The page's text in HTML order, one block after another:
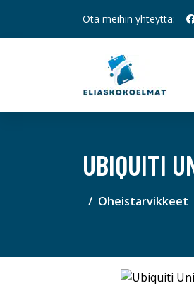
Ota meihin yhteyttä:
UBIQUITI
Oheistarvikkeet